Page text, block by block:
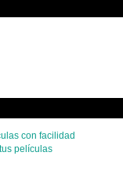
con facilidad
películas